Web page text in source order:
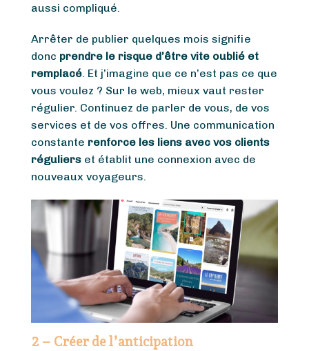
aussi compliqué.
Arrêter de publier quelques mois signifie
donc prendre le risque d’être vite oublié et
remplacé. Et j’imagine que ce n’est pas ce que
vous voulez ? Sur le web, mieux vaut rester
régulier. Continuez de parler de vous, de vos
services et de vos offres. Une communication
constante renforce les liens avec vos clients
réguliers et établit une connexion avec de
nouveaux voyageurs.
2 – Créer de l’anticipation